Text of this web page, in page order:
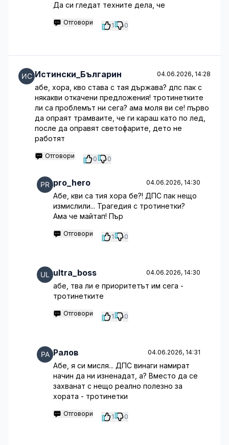
Да си гледат техните дела, че
Отговори 1 0
Истински_Българин 04.06.2026, 14:28
абе, хора, кво става с тая държава? дпс пак с
някакви откачени предложения! тротинетките
ли са проблемът ни сега? ама моля ви се! първо
да опраят трамваите, че ги караш като по лед,
после да оправят светофарите, дето не
работят
Отговори 0 0
pro_hero 04.06.2026, 14:30
Абе, кви са тия хора бе?! ДПС пак нещо
измислили... Трагедия с тротинетки?
Ама че майтап! Пър
Отговори 1 0
ultra_boss 04.06.2026, 14:30
абе, тва ли е приоритетът им сега -
тротинетките
Отговори 1 0
Ралов 04.06.2026, 14:31
Абе, я си мисля... ДПС винаги намират
начин да ни изненадат, а? Вместо да се
захванат с нещо реално полезно за
хората - тротинетки
Отговори 1 0